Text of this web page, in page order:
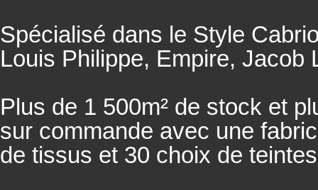
Spécialisé dans le Style
Louis Philippe, Empire, Jacob
Plus de 1 500m² de stock et
sur commande avec une
de tissus et 30 choix de